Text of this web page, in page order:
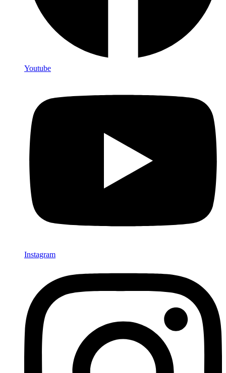
Youtube
Instagram